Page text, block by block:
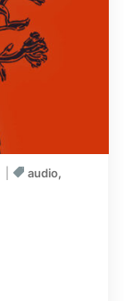
audio